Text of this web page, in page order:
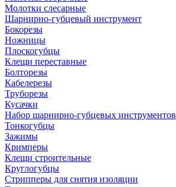
Молотки слесарные
Шарнирно-губцевый инструмент
Бокорезы
Ножницы
Плоскогубцы
Клещи переставные
Болторезы
Кабелерезы
Труборезы
Кусачки
Набор шарнирно-губцевых инструментов
Тонкогубцы
Зажимы
Кримперы
Клещи строительные
Круглогубцы
Стрипперы для снятия изоляции